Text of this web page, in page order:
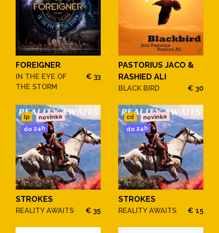
FOREIGNER
IN THE EYE OF
THE STORM
€ 33
PASTORIUS JACO &
RASHIED ALI
BLACK BIRD € 30
lp novinka
do 24h
STROKES
REALITY AWAITS € 35
cd novinka
do 24h
STROKES
REALITY AWAITS € 15